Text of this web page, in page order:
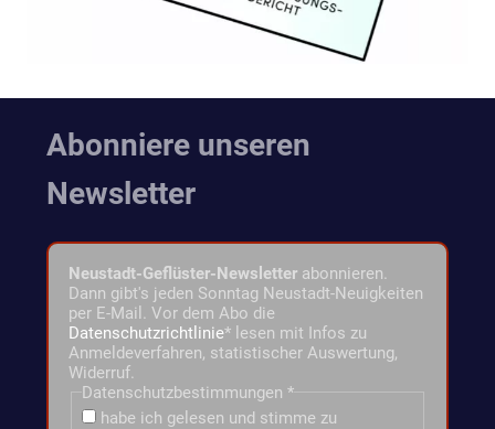
Abonniere unseren
Newsletter
Neustadt-Geflüster-Newsletter abonnieren.
Dann gibt's jeden Sonntag Neustadt-Neuigkeiten
per E-Mail. Vor dem Abo die
Datenschutzrichtlinie* lesen mit Infos zu
Anmeldeverfahren, statistischer Auswertung,
Widerruf.
Datenschutzbestimmungen *
habe ich gelesen und stimme zu